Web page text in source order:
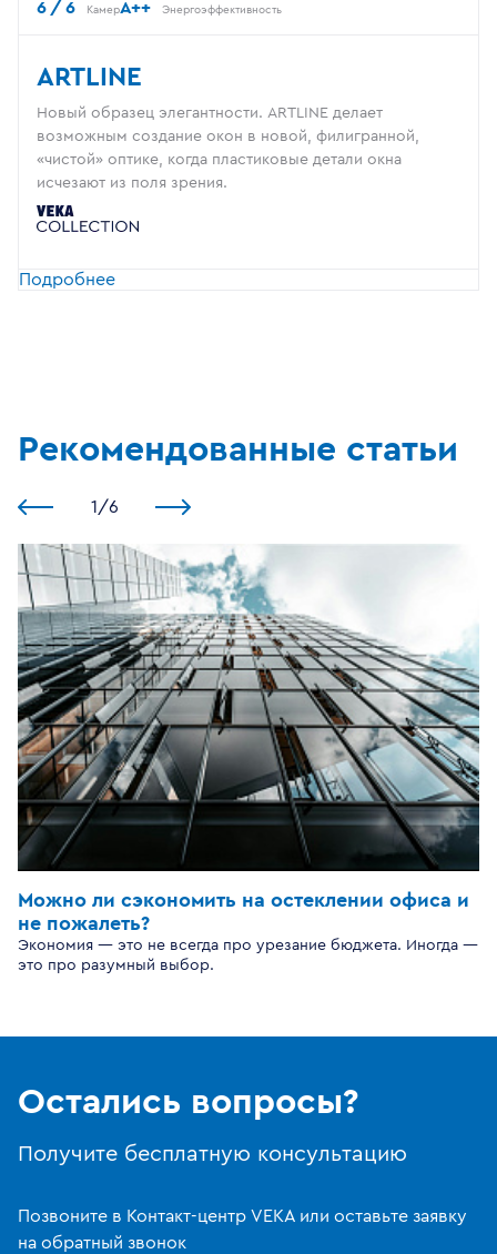
6 / 6 КамерA++ Энергоэффективность
ARTLINE
Новый образец элегантности. ARTLINE делает
возможным создание окон в новой, филигранной,
«чистой» оптике, когда пластиковые детали окна
исчезают из поля зрения.
Подробнее
Рекомендованные статьи
1 /6
Можно ли сэкономить на остеклении офиса и
не пожалеть?
Экономия — это не всегда про урезание бюджета. Иногда —
это про разумный выбор.
Остались вопросы?
Получите бесплатную консультацию
Позвоните в Контакт-центр VEKA или оставьте заявку
на обратный звонок